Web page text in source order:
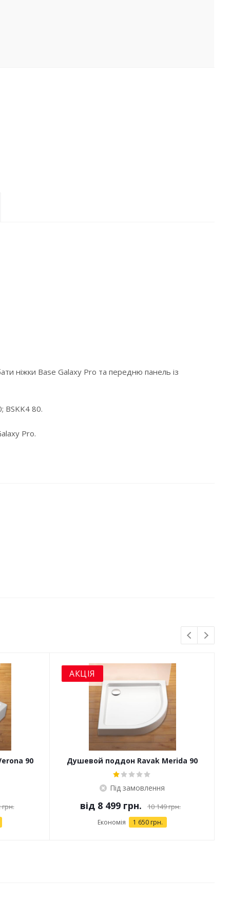
ніжки Base Galaxy Pro та передню панель із
BSKK4 80.
Pro.
90
грн.
АКЦІЯ
Душевой поддон Ravak Merida 90
Slim + сифон Slim 90 Chrome
Під замовлення
від 8 499 грн. 10 149 грн.
Економія 1 650 грн.